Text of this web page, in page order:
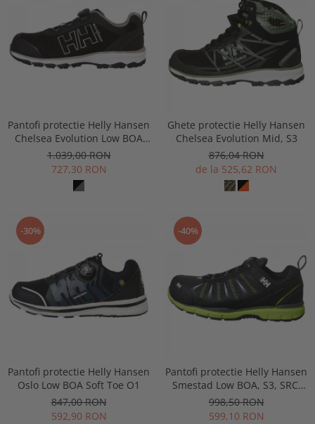
Pantofi protectie Helly Hansen
Chelsea Evolution Low BOA
Wide, S3
1.039,00 RON
727,30 RON
Ghete protectie Helly Hansen
Chelsea Evolution Mid, S3
876,04 RON
de la 525,62 RON
-30%
Pantofi protectie Helly Hansen
Oslo Low BOA Soft Toe O1
847,00 RON
592,90 RON
-40%
Pantofi protectie Helly Hansen
Smestad Low BOA, S3, SRC,
ESD
998,50 RON
599,10 RON